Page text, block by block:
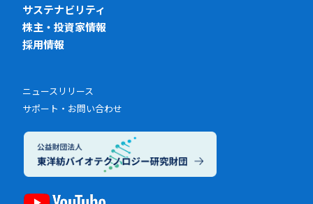
サステナビリティ
株主・投資家情報
採用情報
ニュースリリース
サポート・お問い合わせ